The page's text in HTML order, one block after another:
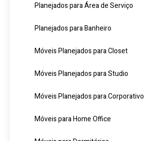
Planejados para Área de Serviço
Planejados para Banheiro
Móveis Planejados para Closet
Móveis Planejados para Studio
Móveis Planejados para Corporativo
Móveis para Home Office